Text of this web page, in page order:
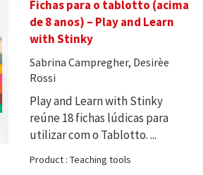
Fichas para o tablotto (acima
de 8 anos) – Play and Learn
with Stinky
Sabrina Campregher, Desirèe
Rossi
Play and Learn with Stinky
reúne 18 fichas lúdicas para
utilizar com o Tablotto. ...
Product : Teaching tools